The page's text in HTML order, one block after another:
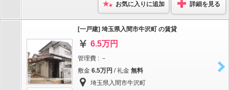
お気に入りに追加 詳細を見る
[一戸建] 埼玉県入間市牛沢町 の賃貸
6.5万円
管理費 : －
敷金 6.5万円 / 礼金 無料
埼玉県入間市牛沢町